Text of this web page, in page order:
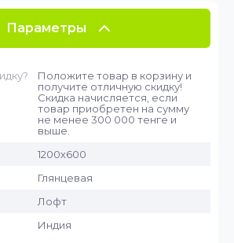
Параметры
Положите товар в корзину и
получите отличную скидку!
Скидка начисляется, если
товар приобретен на сумму
не менее 300 000 тенге и
выше.
1200х600
Глянцевая
Лофт
Индия